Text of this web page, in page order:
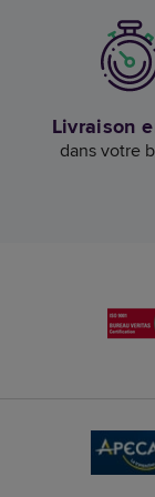
Livraison
dans votre